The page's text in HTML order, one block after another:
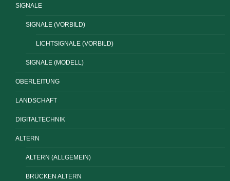
SIGNALE
SIGNALE (VORBILD)
LICHTSIGNALE (VORBILD)
SIGNALE (MODELL)
OBERLEITUNG
LANDSCHAFT
DIGITALTECHNIK
ALTERN
ALTERN (ALLGEMEIN)
BRÜCKEN ALTERN